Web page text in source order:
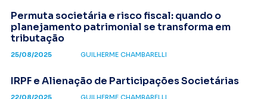
Permuta societária e risco fiscal: quando o
planejamento patrimonial se transforma em
tributação
25/08/2025 GUILHERME CHAMBARELLI
IRPF e Alienação de Participações Societárias